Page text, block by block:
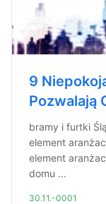
9
Pozwalają
bramy i furtki
element
element
domu ...
30.11.-0001